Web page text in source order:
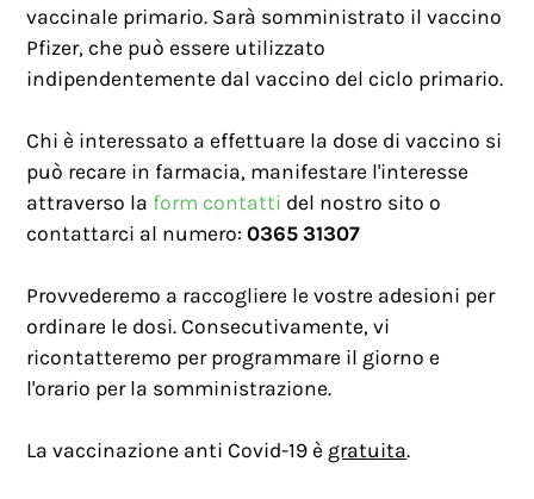
vaccinale primario. Sarà somministrato il vaccino
Pfizer, che può essere utilizzato
indipendentemente dal vaccino del ciclo primario.
Chi è interessato a effettuare la dose di vaccino si
può recare in farmacia, manifestare l'interesse
attraverso la form contatti del nostro sito o
contattarci al numero:0365 31307
Provvederemo a raccogliere le vostre adesioni per
ordinare le dosi. Consecutivamente, vi
ricontatteremo per programmare il giorno e
l'orario per la somministrazione.
La vaccinazione anti Covid-19 è gratuita.